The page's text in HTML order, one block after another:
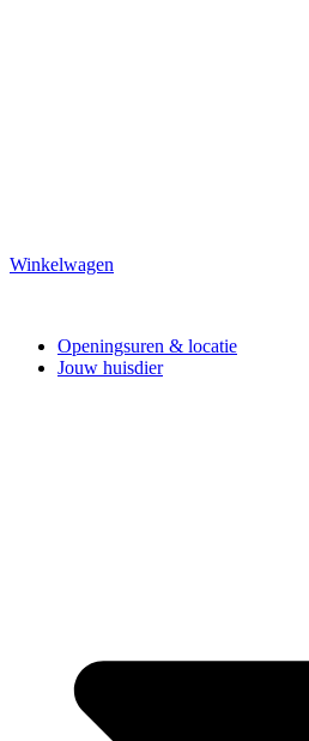
Winkelwagen
Openingsuren & locatie
Jouw huisdier